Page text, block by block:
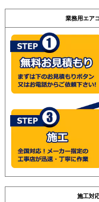
業務用エア
施工対